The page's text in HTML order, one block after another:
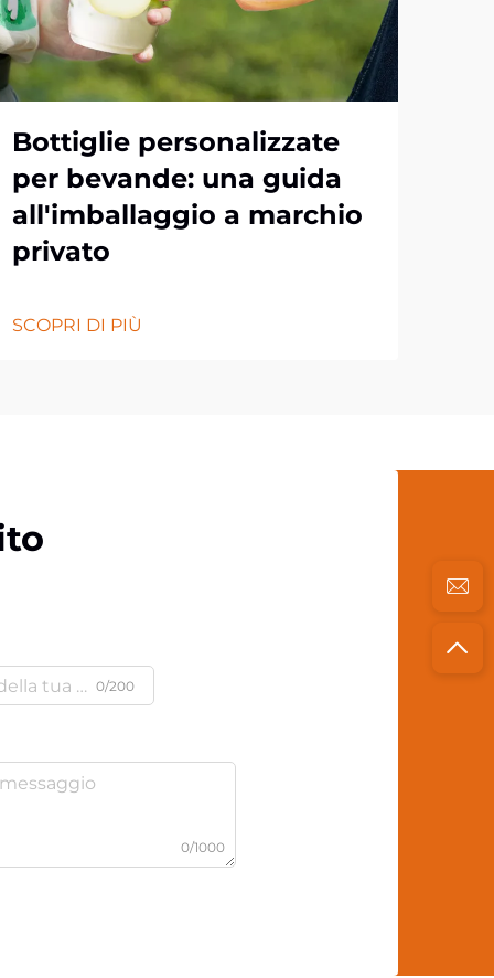
Bottiglie personalizzate
per bevande: una guida
all'imballaggio a marchio
privato
SCOPRI DI PIÙ
0/200
0/1000